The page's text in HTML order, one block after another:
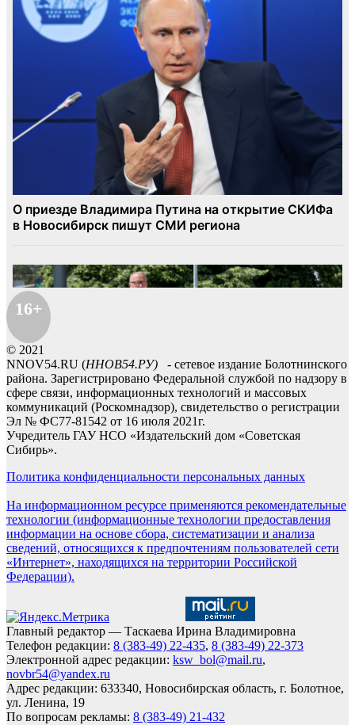
16+
© 2021
NNOV54.RU (ННОВ54.РУ) - сетевое издание Болотнинского
района. Зарегистрировано Федеральной службой по надзору в
сфере связи, информационных технологий и массовых
коммуникаций (Роскомнадзор), свидетельство о регистрации
Эл № ФС77-81542 от 16 июля 2021г.
Учредитель ГАУ НСО «Издательский дом «Советская
Сибирь».
Политика конфиденциальности персональных данных
На информационном ресурсе применяются рекомендательные
технологии (информационные технологии предоставления
информации на основе сбора, систематизации и анализа
сведений, относящихся к предпочтениям пользователей сети
«Интернет», находящихся на территории Российской
Федерации).
Главный редактор — Таскаева Ирина Владимировна
Телефон редакции: 8 (383-49) 22-435, 8 (383-49) 22-373
Электронной адрес редакции: ksw_bol@mail.ru,
novbr54@yandex.ru
Адрес редакции: 633340, Новосибирская область, г. Болотное,
ул. Ленина, 19
По вопросам рекламы: 8 (383-49) 21-432